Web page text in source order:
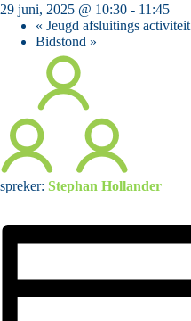
29 juni, 2025 @ 10:30 - 11:45
« Jeugd afsluitings activiteit
Bidstond »
spreker: Stephan Hollander